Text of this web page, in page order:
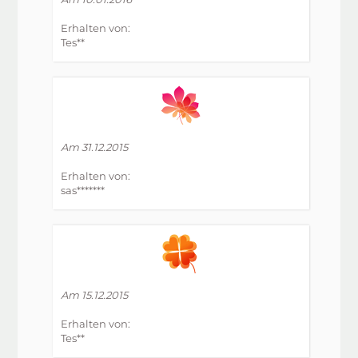
Erhalten von:
Tes**
Am 31.12.2015
Erhalten von:
sas*******
Am 15.12.2015
Erhalten von:
Tes**